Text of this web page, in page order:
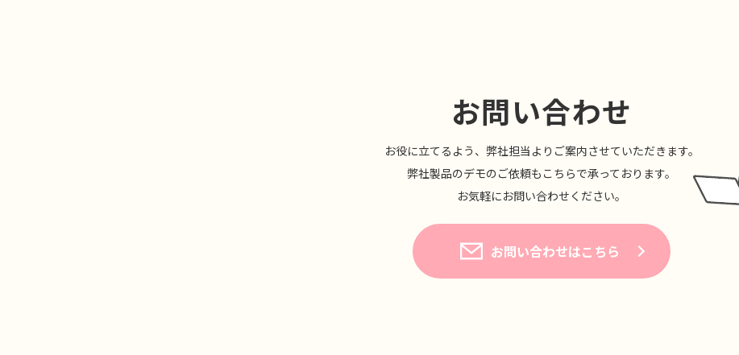
お問い合わせ
お役に⽴てるよう、弊社担当よりご案内させていただきます。
弊社製品のデモのご依頼もこちらで承っております。
お気軽にお問い合わせください。
お問い合わせはこちら